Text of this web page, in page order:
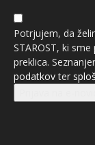
Potrjujem, da
STAROST, ki
preklica.
podatkovter